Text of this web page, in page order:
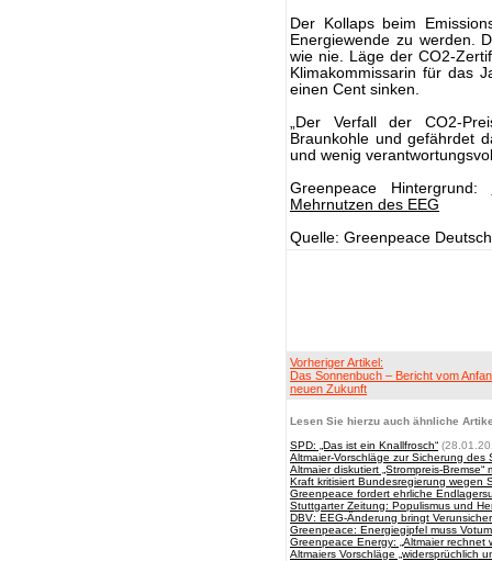
Der Kollaps beim
Energiewende zu werden.
wie nie. Läge der CO2-
Klimakommissarin für das
einen Cent sinken.
„Der Verfall der CO2-
Braunkohle und gefährdet
und wenig
Greenpeace Hintergrund:
Mehrnutzen des EEG
Quelle: Greenpeace
Vorheriger Artikel:
Das Sonnenbuch – Bericht vom
neuen Zukunft
Lesen Sie hierzu auch ähnliche
SPD: „Das ist ein Knallfrosch“
Altmaier-Vorschläge zur Sicherung des
Altmaier diskutiert „Strompreis-Bremse“
Kraft kritisiert Bundesregierung wegen
Greenpeace fordert ehrliche
Stuttgarter Zeitung: Populismus und
DBV: EEG-Änderung bringt
Greenpeace: Energiegipfel muss
Greenpeace Energy: „Altmaier rechnet
Altmaiers Vorschläge „widersprüchlich